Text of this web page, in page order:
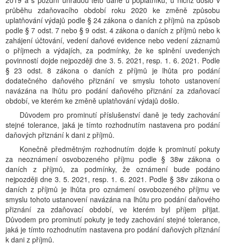
průběhu zdaňovacího období roku 2020 ke změně způsobu
uplatňování výdajů podle § 24 zákona o daních z příjmů na způsob
podle § 7 odst. 7 nebo § 9 odst. 4 zákona o daních z příjmů nebo k
zahájení účtování, vedení daňové evidence nebo vedení záznamů
o příjmech a výdajích, za podmínky, že ke splnění uvedených
povinností dojde nejpozději dne 3. 5. 2021, resp. 1. 6. 2021. Podle
§ 23 odst. 8 zákona o daních z příjmů je lhůta pro podání
dodatečného daňového přiznání ve smyslu tohoto ustanovení
navázána na lhůtu pro podání daňového přiznání za zdaňovací
období, ve kterém ke změně uplatňování výdajů došlo.
Důvodem pro prominutí příslušenství daně je tedy zachování
stejné tolerance, jaká je tímto rozhodnutím nastavena pro podání
daňových přiznání k dani z příjmů.
Konečně předmětným rozhodnutím dojde k prominutí pokuty
za neoznámení osvobozeného příjmu podle § 38w zákona o
daních z příjmů, za podmínky, že oznámení bude podáno
nejpozději dne 3. 5. 2021, resp. 1. 6. 2021. Podle § 38v zákona o
daních z příjmů je lhůta pro oznámení osvobozeného příjmu ve
smyslu tohoto ustanovení navázána na lhůtu pro podání daňového
přiznání za zdaňovací období, ve kterém byl příjem přijat.
Důvodem pro prominutí pokuty je tedy zachování stejné tolerance,
jaká je tímto rozhodnutím nastavena pro podání daňových přiznání
k dani z příjmů.